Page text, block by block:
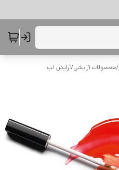
/محصولات آرایشی/آرایش لب